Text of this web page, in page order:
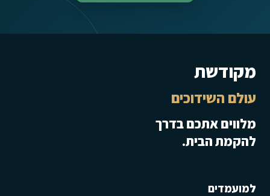
מקודשת
עולם השידוכים
מלווים אתכם בדרך
להקמת הבית.
למועמדים